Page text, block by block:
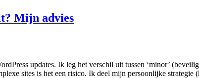
Mijn advies
updates. Ik leg het verschil uit tussen ‘minor’
sites is het een risico. Ik deel mijn persoonlijke